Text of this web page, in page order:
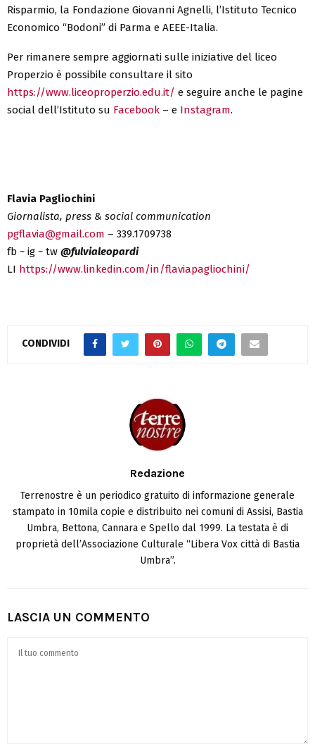
Risparmio, la Fondazione Giovanni Agnelli, l’Istituto Tecnico
Economico “Bodoni” di Parma e AEEE-Italia.
Per rimanere sempre aggiornati sulle iniziative del liceo
Properzio è possibile consultare il sito
https://www.liceoproperzio.edu.it/ e seguire anche le pagine
social dell’Istituto su Facebook – e Instagram.
Flavia Pagliochini
Giornalista, press & social communication
pgflavia@gmail.com – 339.1709738
fb ~ ig ~ tw @fulvialeopardi
LI https://www.linkedin.com/in/flaviapagliochini/
CONDIVIDI
Redazione
Terrenostre è un periodico gratuito di informazione generale
stampato in 10mila copie e distribuito nei comuni di Assisi, Bastia
Umbra, Bettona, Cannara e Spello dal 1999. La testata è di
proprietà dell’Associazione Culturale “Libera Vox città di Bastia
Umbra”.
LASCIA UN COMMENTO